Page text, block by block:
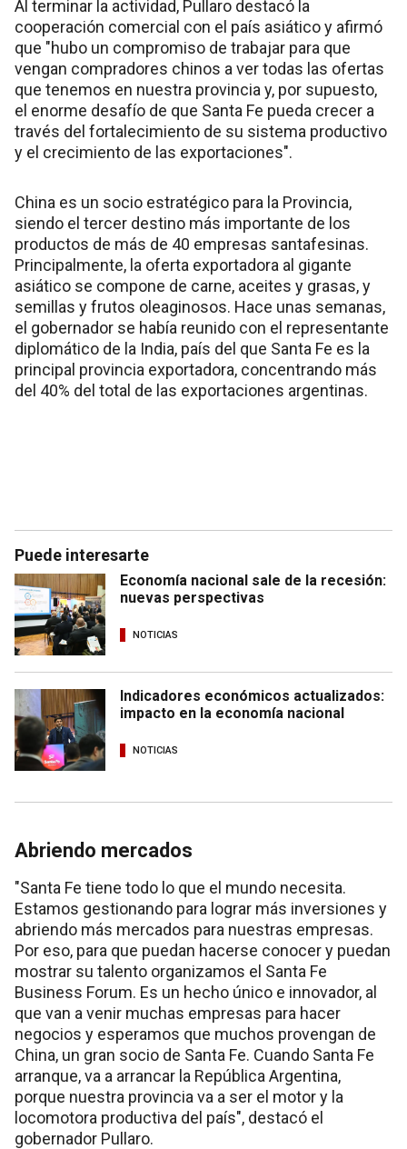
Al terminar la actividad, Pullaro destacó la
cooperación comercial con el país asiático y afirmó
que "hubo un compromiso de trabajar para que
vengan compradores chinos a ver todas las ofertas
que tenemos en nuestra provincia y, por supuesto,
el enorme desafío de que Santa Fe pueda crecer a
través del fortalecimiento de su sistema productivo
y el crecimiento de las exportaciones".
China es un socio estratégico para la Provincia,
siendo el tercer destino más importante de los
productos de más de 40 empresas santafesinas.
Principalmente, la oferta exportadora al gigante
asiático se compone de carne, aceites y grasas, y
semillas y frutos oleaginosos. Hace unas semanas,
el gobernador se había reunido con el representante
diplomático de la India, país del que Santa Fe es la
principal provincia exportadora, concentrando más
del 40% del total de las exportaciones argentinas.
Puede interesarte
Economía nacional sale de la recesión:
nuevas perspectivas
NOTICIAS
Indicadores económicos actualizados:
impacto en la economía nacional
NOTICIAS
Abriendo mercados
"Santa Fe tiene todo lo que el mundo necesita.
Estamos gestionando para lograr más inversiones y
abriendo más mercados para nuestras empresas.
Por eso, para que puedan hacerse conocer y puedan
mostrar su talento organizamos el Santa Fe
Business Forum. Es un hecho único e innovador, al
que van a venir muchas empresas para hacer
negocios y esperamos que muchos provengan de
China, un gran socio de Santa Fe. Cuando Santa Fe
arranque, va a arrancar la República Argentina,
porque nuestra provincia va a ser el motor y la
locomotora productiva del país", destacó el
gobernador Pullaro.